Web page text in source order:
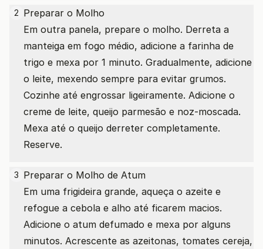
2 Preparar o Molho
Em outra panela, prepare o molho. Derreta a
manteiga em fogo médio, adicione a farinha de
trigo e mexa por 1 minuto. Gradualmente, adicione
o leite, mexendo sempre para evitar grumos.
Cozinhe até engrossar ligeiramente. Adicione o
creme de leite, queijo parmesão e noz-moscada.
Mexa até o queijo derreter completamente.
Reserve.
3 Preparar o Molho de Atum
Em uma frigideira grande, aqueça o azeite e
refogue a cebola e alho até ficarem macios.
Adicione o atum defumado e mexa por alguns
minutos. Acrescente as azeitonas, tomates cereja,